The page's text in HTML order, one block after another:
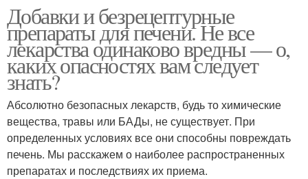
Добавки и безрецептурные
препараты для печени. Не все
лекарства одинаково вредны — о,
каких опасностях вам следует
знать?
Абсолютно безопасных лекарств, будь то химические
вещества, травы или БАДы, не существует. При
определенных условиях все они способны повреждать
печень. Мы расскажем о наиболее распространенных
препаратах и последствиях их приема.